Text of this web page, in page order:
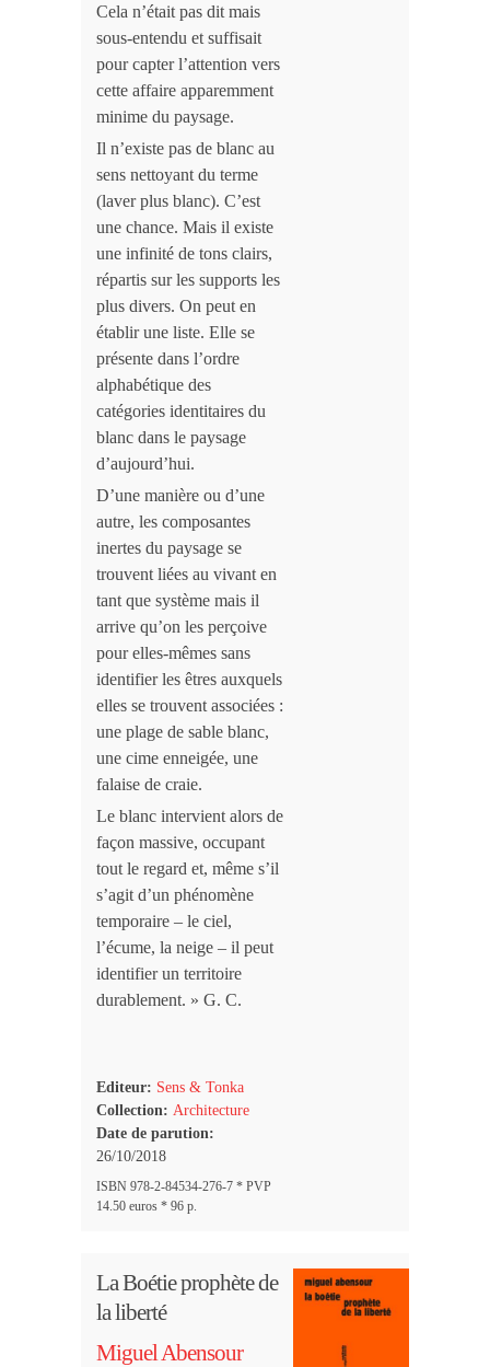
Cela n’était pas dit mais
sous-entendu et suffisait
pour capter l’attention vers
cette affaire apparemment
minime du paysage.
Il n’existe pas de blanc au
sens nettoyant du terme
(laver plus blanc). C’est
une chance. Mais il existe
une infinité de tons clairs,
répartis sur les supports les
plus divers. On peut en
établir une liste. Elle se
présente dans l’ordre
alphabétique des
catégories identitaires du
blanc dans le paysage
d’aujourd’hui.
D’une manière ou d’une
autre, les composantes
inertes du paysage se
trouvent liées au vivant en
tant que système mais il
arrive qu’on les perçoive
pour elles-mêmes sans
identifier les êtres auxquels
elles se trouvent associées :
une plage de sable blanc,
une cime enneigée, une
falaise de craie.
Le blanc intervient alors de
façon massive, occupant
tout le regard et, même s’il
s’agit d’un phénomène
temporaire – le ciel,
l’écume, la neige – il peut
identifier un territoire
durablement. » G. C.
Editeur: Sens & Tonka
Collection: Architecture
Date de parution:
26/10/2018
ISBN 978-2-84534-276-7 * PVP
14.50 euros * 96 p.
La Boétie prophète de
la liberté
Miguel Abensour